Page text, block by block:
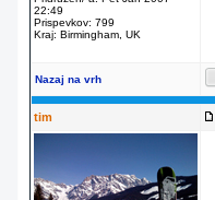
22:49
Prispevkov: 799
Kraj: Birmingham, UK
Nazaj na vrh
tim